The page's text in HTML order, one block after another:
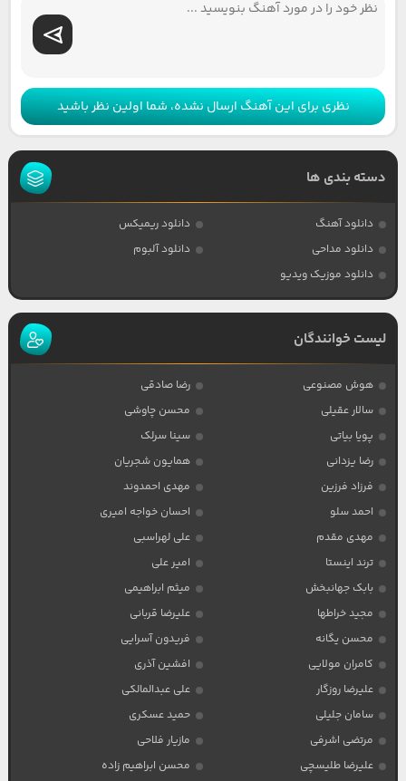
نظری برای این آهنگ ارسال نشده، شما اولین نظر باشید
دسته بندی ها
دانلود آهنگ
دانلود ریمیکس
دانلود مداحی
دانلود آلبوم
دانلود موزیک ویدیو
لیست خوانندگان
هوش مصنوعی
رضا صادقی
سالار عقیلی
محسن چاوشی
پویا بیاتی
سینا سرلک
رضا یزدانی
همایون شجریان
فرزاد فرزین
مهدی احمدوند
احمد سلو
احسان خواجه امیری
مهدی مقدم
علی لهراسبی
ترند اینستا
امیر علی
بابک جهانبخش
میثم ابراهیمی
مجید خراطها
علیرضا قربانی
محسن یگانه
فریدون آسرایی
کامران مولایی
افشین آذری
علیرضا روزگار
علی عبدالمالکی
سامان جلیلی
حمید عسکری
مرتضی اشرفی
مازیار فلاحی
علیرضا طلیسچی
محسن ابراهیم زاده